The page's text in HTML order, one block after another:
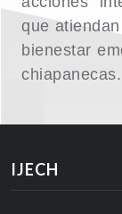
que
bienestar
chiapanecas.
IJECH